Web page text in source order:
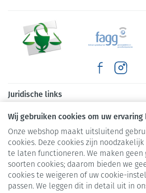
Wij gebruiken cookies om uw
Onze webshop maakt uitsluitend
cookies. Deze cookies zijn
te laten functioneren. We maken geen
soorten cookies; daarom bieden we
cookies te weigeren of uw cookie-
passen. We leggen dit in detail uit in
Juridische links